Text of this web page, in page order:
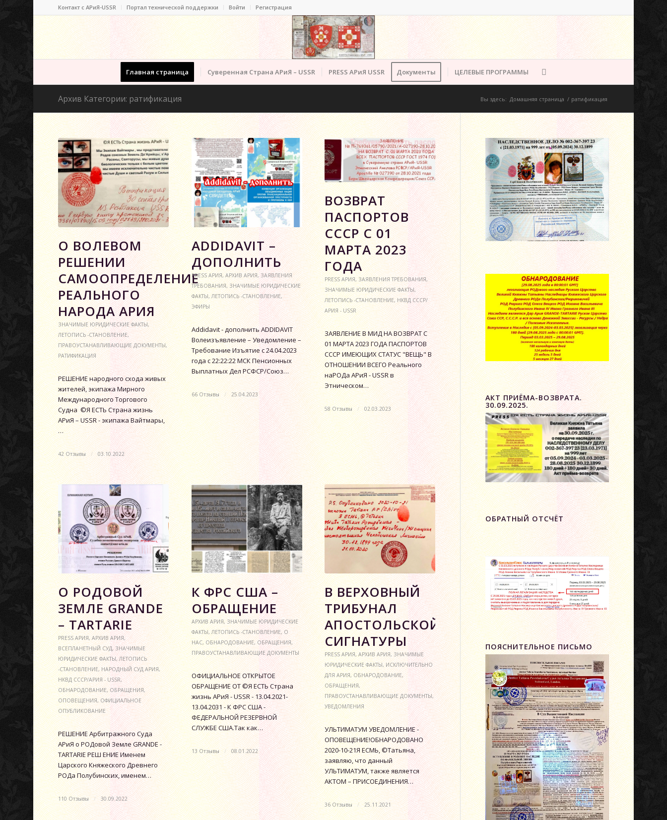
Контакт c АРиЯ-USSR Портал технической поддержки Войти Регистрация
Главная страница Суверенная Страна АРиЯ – USSR PRESS АРиЯ USSR Документы ЦЕЛЕВЫЕ ПРОГРАММЫ
Архив Категории: ратификация Вы здесь: Домашняя страница / ратификация
О ВОЛЕВОМ
РЕШЕНИИ
САМООПРЕДЕЛЕНИЕ
РЕАЛЬНОГО
НАРОДА АРИЯ
ЗНАЧИМЫЕ ЮРИДИЧЕСКИЕ ФАКТЫ,
ЛЕТОПИСЬ -СТАНОВЛЕНИЕ,
ПРАВОУСТАНАВЛИВАЮЩИЕ ДОКУМЕНТЫ,
РАТИФИКАЦИЯ
РЕШЕНИЕ народного схода живых
жителей, экипажа Мирного
Международного Торгового
Судна ©Я ЕСТЬ Страна жизнь
АРиЯ – USSR - экипажа Вайтмары,
…
42 Отзывы / 03.10.2022
АDDIDAVIT –
ДОПОЛНИТЬ
PRESS АРИЯ,АРХИВ АРИЯ, ЗАЯВЛЕНИЯ
ТРЕБОВАНИЯ,ЗНАЧИМЫЕ ЮРИДИЧЕСКИЕ
ФАКТЫ,ЛЕТОПИСЬ -СТАНОВЛЕНИЕ,
ЭФИРЫ
Аddidavit - дополнить ADDIDAVIT
Волеизъявление – Уведомление –
Требование Изъятие с 24.04.2023
года с 22:22:22 МСК Пенсионных
Выплатных Дел РСФСР/Союз…
66 Отзывы / 25.04.2023
ВОЗВРАТ
ПАСПОРТОВ
СССР С 01
МАРТА 2023
ГОДА
PRESS АРИЯ,ЗАЯВЛЕНИЯ ТРЕБОВАНИЯ,
ЗНАЧИМЫЕ ЮРИДИЧЕСКИЕ ФАКТЫ,
ЛЕТОПИСЬ -СТАНОВЛЕНИЕ,НКВД СССР/
АРИЯ - USSR
ЗАЯВЛЕНИЕ В МИД НА ВОЗВРАТ С
01 МАРТА 2023 ГОДА ПАСПОРТОВ
СССР ИМЕЮЩИХ СТАТУС "ВЕЩЬ" В
ОТНОШЕНИИ ВСЕГО Реального
наРОДа АРиЯ - USSR в
Этническом…
58 Отзывы / 02.03.2023
О РОДОВОЙ
ЗЕМЛЕ GRANDE
– TARTARIE
PRESS АРИЯ,АРХИВ АРИЯ,
ВСЕПЛАНЕТНЫЙ СУД,ЗНАЧИМЫЕ
ЮРИДИЧЕСКИЕ ФАКТЫ,ЛЕТОПИСЬ
-СТАНОВЛЕНИЕ,НАРОДНЫЙ СУД АРИЯ,
НКВД СССР/АРИЯ - USSR,
ОБНАРОДОВАНИЕ,ОБРАЩЕНИЯ,
ОПОВЕЩЕНИЯ,ОФИЦИАЛЬНОЕ
ОПУБЛИКОВАНИЕ
РЕШЕНИЕ Арбитражного Суда
АРиЯ о РОДовой Земле GRANDE -
TARTARIE РЕШ ЕНИЕ Именем
Царского Княжеского Древнего
РОДа Полубинских, именем…
110 Отзывы / 30.09.2022
К ФРС США –
ОБРАЩЕНИЕ
АРХИВ АРИЯ,ЗНАЧИМЫЕ ЮРИДИЧЕСКИЕ
ФАКТЫ,ЛЕТОПИСЬ -СТАНОВЛЕНИЕ,О
НАС,ОБНАРОДОВАНИЕ,ОБРАЩЕНИЯ,
ПРАВОУСТАНАВЛИВАЮЩИЕ ДОКУМЕНТЫ
ОФИЦИАЛЬНОЕ ОТКРЫТОЕ
ОБРАЩЕНИЕ ОТ ©Я ЕСТЬ Страна
жизнь АРиЯ - USSR - 13.04.2021-
13.04.2031 - К ФРС США -
ФЕДЕРАЛЬНОЙ РЕЗЕРВНОЙ
СЛУЖБЕ США.Так как…
13 Отзывы / 08.01.2022
В ВЕРХОВНЫЙ
ТРИБУНАЛ
АПОСТОЛЬСКОЙ
СИГНАТУРЫ
PRESS АРИЯ,АРХИВ АРИЯ,ЗНАЧИМЫЕ
ЮРИДИЧЕСКИЕ ФАКТЫ,ИСКЛЮЧИТЕЛЬНО
ДЛЯ АРИЯ,ОБНАРОДОВАНИЕ,
ОБРАЩЕНИЯ,
ПРАВОУСТАНАВЛИВАЮЩИЕ ДОКУМЕНТЫ,
УВЕДОМЛЕНИЯ
УЛЬТИМАТУМ УВЕДОМЛЕНИЕ -
ОПОВЕЩЕНИЕ!ОБНАРОДОВАНО
2020-10-21Я ЕСМЬ, ©Татьяна,
заявляю, что данный
УЛЬТИМАТУМ, также является
АКТОМ – ПРИСОЕДИНЕНИЯ…
36 Отзывы / 25.11.2021
АКТ ПРИЁМА-ВОЗВРАТА.
30.09.2025.
ОБРАТНЫЙ ОТСЧЁТ
ПОЯСНИТЕЛЬНОЕ ПИСЬМО